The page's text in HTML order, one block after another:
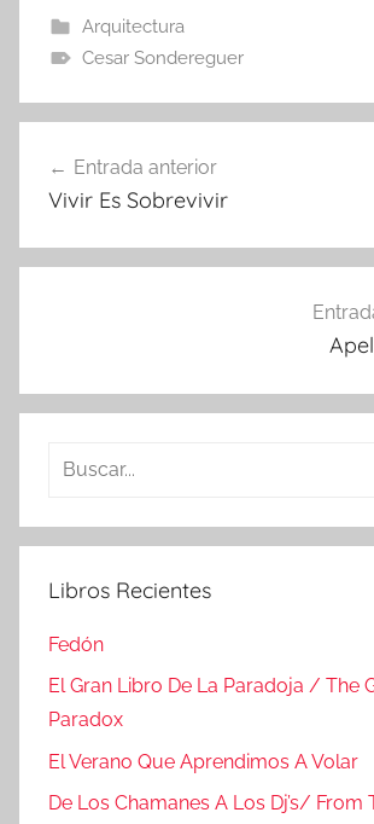
Arquitectura
Cesar Sondereguer
de
Entrada anterior
Vivir Es Sobrevivir
Buscar:
Libros Recientes
Fedón
El Gran Libro De La Paradoja / The
Paradox
El Verano Que Aprendimos A Volar
De Los Chamanes A Los Dj’s/ From